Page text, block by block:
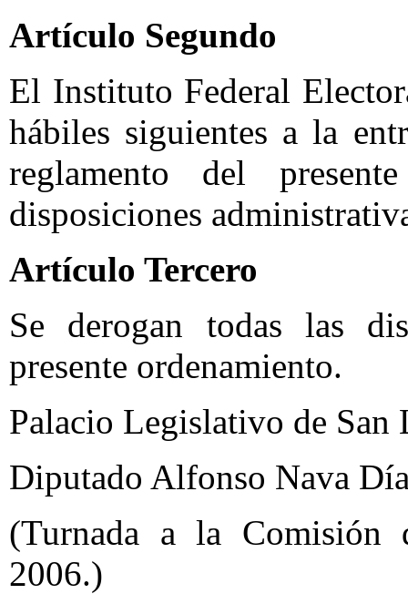
Artículo Segundo
El Instituto Federal
hábiles siguientes a la
reglamento del
disposiciones
Artículo Tercero
Se derogan todas las
presente ordenamiento.
Palacio Legislativo de San
Diputado Alfonso Nava
(Turnada a la Comisión
2006.)